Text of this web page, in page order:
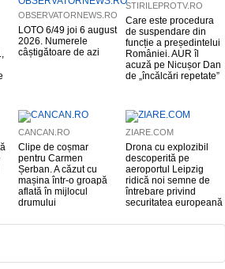
OBSERVATORNEWS.RO
LOTO 6/49 joi 6 august
2026. Numerele
câștigătoare de azi
STIRILEPROTV.RO
Care este procedura
de suspendare din
funcție a președintelui
României. AUR îl
acuză pe Nicușor Dan
de „încălcări repetate”
CANCAN.RO
Clipe de coșmar
pentru Carmen
Șerban. A căzut cu
mașina într-o groapă
aflată în mijlocul
drumului
ZIARE.COM
Drona cu explozibil
descoperită pe
aeroportul Leipzig
ridică noi semne de
întrebare privind
securitatea europeană